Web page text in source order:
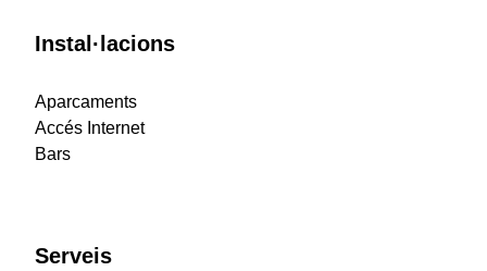
Instal·lacions
Aparcaments
Accés Internet
Bars
Serveis